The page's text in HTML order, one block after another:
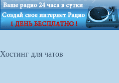
Хостинг для чатов